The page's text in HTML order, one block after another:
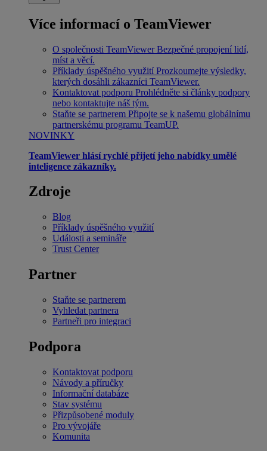
Více informací o TeamViewer
O společnosti TeamViewer Bezpečné propojení lidí,
míst a věcí.
Příklady úspěšného využití Prozkoumejte výsledky,
kterých dosáhli zákazníci TeamViewer.
Kontaktovat podporu Prohlédněte si články podpory
nebo kontaktujte náš tým.
Staňte se partnerem Připojte se k našemu globálnímu
partnerskému programu TeamUP.
NOVINKY
TeamViewer hlásí rychlé přijetí jeho nabídky umělé
inteligence zákazníky.
Zdroje
Blog
Příklady úspěšného využití
Události a semináře
Trust Center
Partner
Staňte se partnerem
Vyhledat partnera
Partneři pro integraci
Podpora
Kontaktovat podporu
Návody a příručky
Informační databáze
Stav systému
Přizpůsobené moduly
Pro vývojáře
Komunita